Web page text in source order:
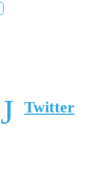
Twitter